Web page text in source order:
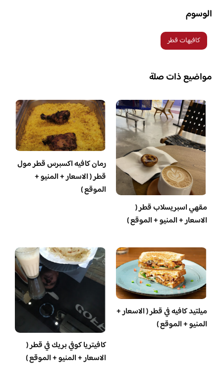
الوسوم
كافيهات قطر
مواضيع ذات صلة
مقهي اسبريسلاب قطر (
الاسعار + المنيو + الموقع )
رمان كافيه اكسبرس قطر مول
قطر ( الاسعار + المنيو +
الموقع )
ميلتيد كافيه في قطر ( الاسعار +
المنيو + الموقع )
كافيتريا كوفي بريك في قطر (
الاسعار + المنيو + الموقع )